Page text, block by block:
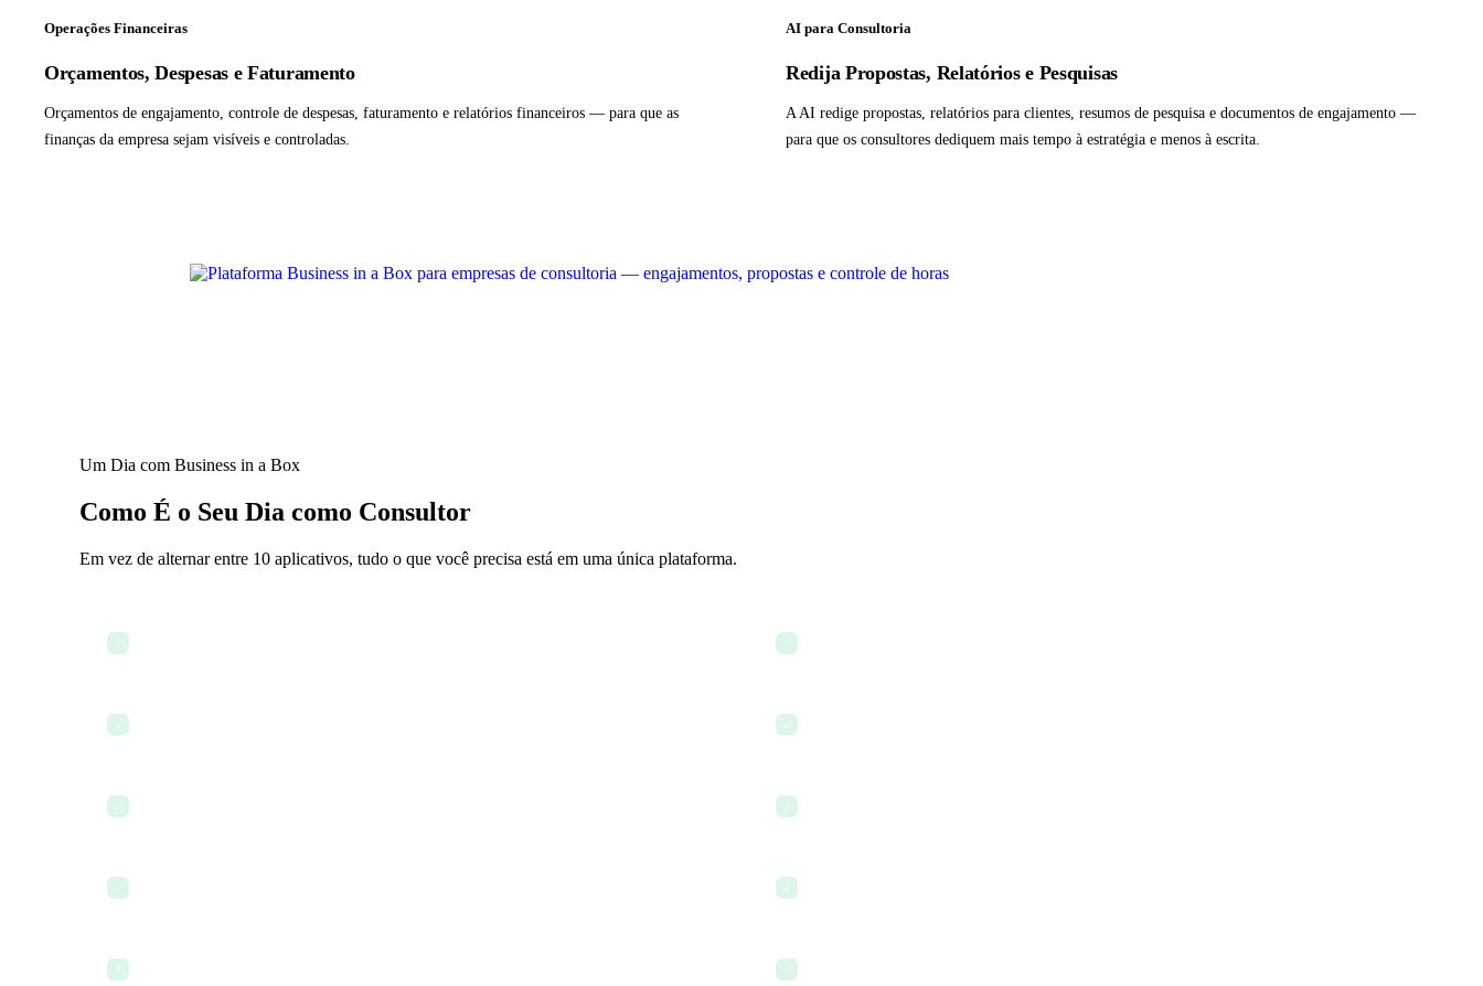
Operações Financeiras
Orçamentos, Despesas e Faturamento
Orçamentos de engajamento, controle de despesas, faturamento e relatórios financeiros — para que as
finanças da empresa sejam visíveis e controladas.
AI para Consultoria
Redija Propostas, Relatórios e Pesquisas
A AI redige propostas, relatórios para clientes, resumos de pesquisa e documentos de engajamento —
para que os consultores dediquem mais tempo à estratégia e menos à escrita.
Um Dia com Business in a Box
Como É o Seu Dia como Consultor
Em vez de alternar entre 10 aplicativos, tudo o que você precisa está em uma única plataforma.